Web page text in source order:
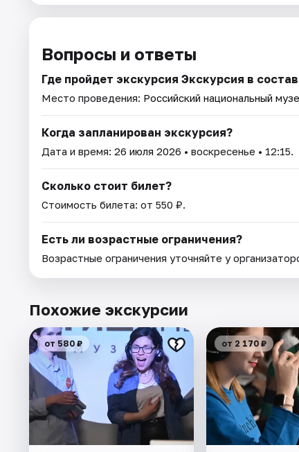
Вопросы и ответы
Где пройдет экскурсия Экскурсия в
Место проведения: Российский национальный
Когда запланирован экскурсия?
Дата и время: 26 июля 2026 • воскресенье • 12:15.
Сколько стоит билет?
Стоимость билета: от 550 ₽.
Есть ли возрастные ограничения?
Возрастные ограничения уточняйте у
Похожие экскурсии
от 580 ₽ от 2 170 ₽